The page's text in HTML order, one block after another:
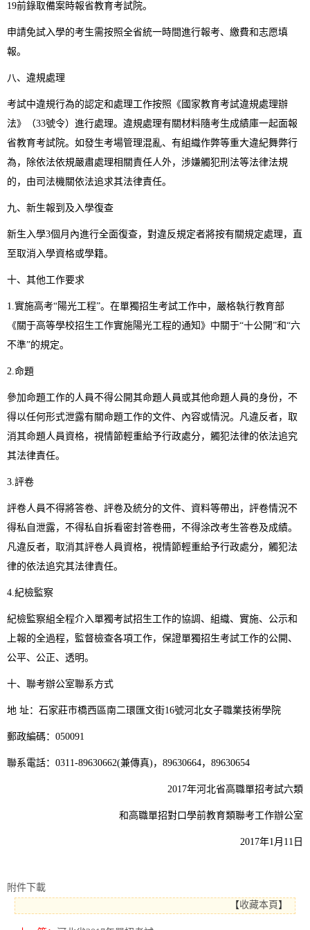
19前錄取備案時報省教育考試院。
申請免試入學的考生需按照全省統一時間進行報考、繳費和志愿填
報。
八、違規處理
考試中違規行為的認定和處理工作按照《國家教育考試違規處理辦
法》（33號令）進行處理。違規處理有關材料隨考生成績庫一起面報
省教育考試院。如發生考場管理混亂、有組織作弊等重大違紀舞弊行
為，除依法依規嚴肅處理相關責任人外，涉嫌觸犯刑法等法律法規
的，由司法機關依法追求其法律責任。
九、新生報到及入學復查
新生入學3個月內進行全面復查，對違反規定者將按有關規定處理，直
至取消入學資格或學籍。
十、其他工作要求
1.實施高考“陽光工程”。在單獨招生考試工作中，嚴格執行教育部
《關于高等學校招生工作實施陽光工程的通知》中關于“十公開”和“六
不準”的規定。
2.命題
參加命題工作的人員不得公開其命題人員或其他命題人員的身份，不
得以任何形式泄露有關命題工作的文件、內容或情況。凡違反者，取
消其命題人員資格，視情節輕重給予行政處分，觸犯法律的依法追究
其法律責任。
3.評卷
評卷人員不得將答卷、評卷及統分的文件、資料等帶出，評卷情況不
得私自泄露，不得私自拆看密封答卷冊，不得涂改考生答卷及成績。
凡違反者，取消其評卷人員資格，視情節輕重給予行政處分，觸犯法
律的依法追究其法律責任。
4.紀檢監察
紀檢監察組全程介入單獨考試招生工作的協調、組織、實施、公示和
上報的全過程，監督檢查各項工作，保證單獨招生考試工作的公開、
公平、公正、透明。
十、聯考辦公室聯系方式
地 址：石家莊市橋西區南二環匯文街16號河北女子職業技術學院
郵政編碼：050091
聯系電話：0311-89630662(兼傳真)，89630664，89630654
2017年河北省高職單招考試六類
和高職單招對口學前教育類聯考工作辦公室
2017年1月11日
附件下載
【收藏本頁 】